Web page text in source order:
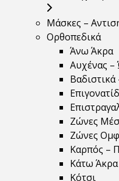
Μάσκες –
Ορθοπεδικά
Άνω Άκρα
Αυχένας –
Βαδιστικά
Ζώνες
Ζώνες
Καρπός –
Κάτω Άκρα
Κότσι